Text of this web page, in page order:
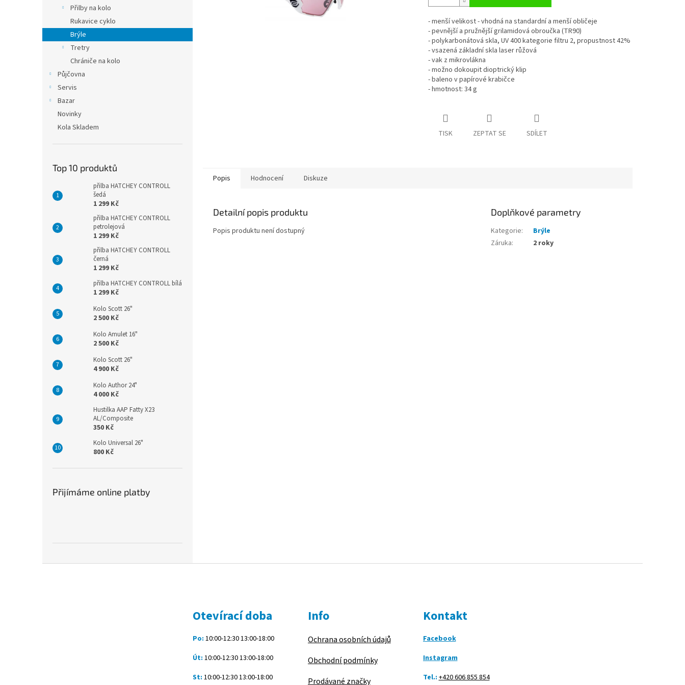
l
Přilby na kolo
Rukavice cyklo
Brýle
Tretry
Chrániče na kolo
Půjčovna
Servis
Bazar
Novinky
Kola Skladem
Top 10 produktů
přilba HATCHEY CONTROLL
šedá
1 299 Kč
přilba HATCHEY CONTROLL
petrolejová
1 299 Kč
přilba HATCHEY CONTROLL
černá
1 299 Kč
přilba HATCHEY CONTROLL bílá
1 299 Kč
Kolo Scott 26"
2 500 Kč
Kolo Amulet 16"
2 500 Kč
Kolo Scott 26"
4 900 Kč
Kolo Author 24"
4 000 Kč
Hustilka AAP Fatty X23
AL/Composite
350 Kč
Kolo Universal 26"
800 Kč
Přijímáme online platby
- menší velikost - vhodná na standardní a menší obličeje
- pevnější a pružnější grilamidová obroučka (TR90)
- polykarbonátová skla, UV 400 kategorie filtru 2, propustnost 42%
- vsazená základní skla laser růžová
- vak z mikrovlákna
- možno dokoupit dioptrický klip
- baleno v papírové krabičce
- hmotnost: 34 g
TISK ZEPTAT SE SDÍLET
Popis Hodnocení Diskuze
Detailní popis produktu
Popis produktu není dostupný
Doplňkové parametry
Kategorie:
Brýle
Záruka: 2 roky
Otevírací doba
Po: 10:00-12:30 13:00-18:00
Út: 10:00-12:30 13:00-18:00
St: 10:00-12:30 13:00-18:00
Info
Ochrana osobních údajů
Obchodní podmínky
Prodávané značky
Kontakt
Facebook
Instagram
Tel.:+420 606 855 854